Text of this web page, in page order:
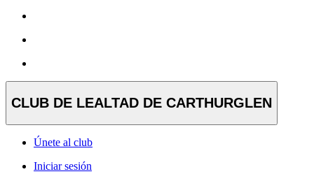
CLUB DE LEALTAD DE CARTHURGLEN
Únete al club
Iniciar sesión